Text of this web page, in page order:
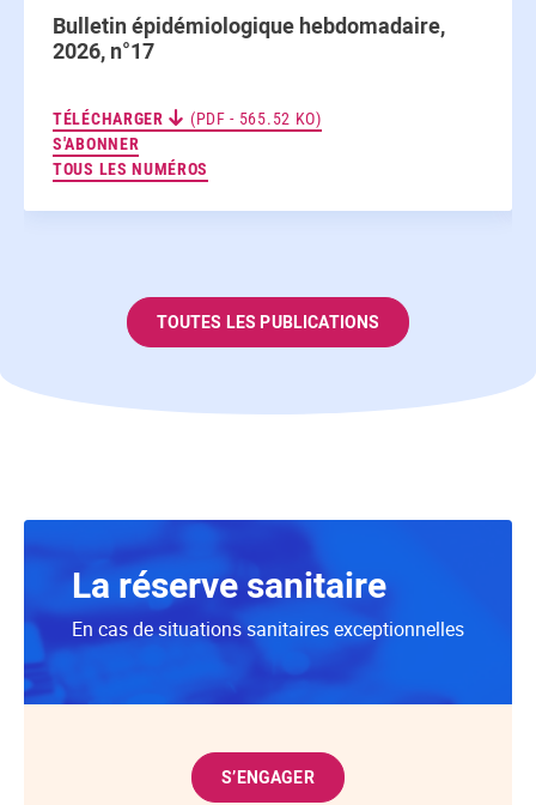
Bulletin épidémiologique hebdomadaire,
2026, n°17
TÉLÉCHARGER
(PDF - 565.52 KO)
S'ABONNERAUX NEWSLETTERS
TOUS LES NUMÉROS
TOUTES LES PUBLICATIONS
La réserve sanitaire
En cas de situations sanitaires exceptionnelles
S’ENGAGER